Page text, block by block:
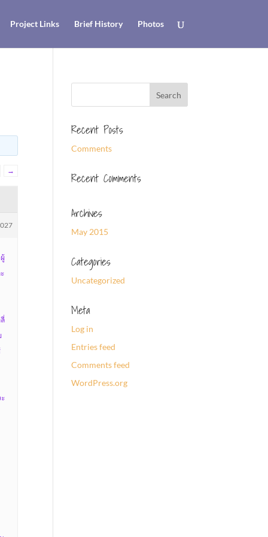
Project Links Brief History Photos
→
Recent Posts
Comments
Recent Comments
Archives
May 2015
Categories
Uncategorized
Meta
Log in
Entries feed
Comments feed
WordPress.org